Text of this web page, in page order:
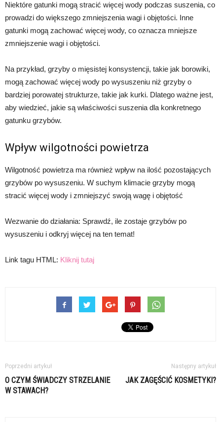
Niektóre gatunki mogą stracić więcej wody podczas suszenia, co
prowadzi do większego zmniejszenia wagi i objętości. Inne
gatunki mogą zachować więcej wody, co oznacza mniejsze
zmniejszenie wagi i objętości.
Na przykład, grzyby o mięsistej konsystencji, takie jak borowiki,
mogą zachować więcej wody po wysuszeniu niż grzyby o
bardziej porowatej strukturze, takie jak kurki. Dlatego ważne jest,
aby wiedzieć, jakie są właściwości suszenia dla konkretnego
gatunku grzybów.
Wpływ wilgotności powietrza
Wilgotność powietrza ma również wpływ na ilość pozostających
grzybów po wysuszeniu. W suchym klimacie grzyby mogą
stracić więcej wody i zmniejszyć swoją wagę i objętość
Wezwanie do działania: Sprawdź, ile zostaje grzybów po
wysuszeniu i odkryj więcej na ten temat!
Link tagu HTML: Kliknij tutaj
Poprzedni artykuł
O CZYM ŚWIADCZY STRZELANIE
W STAWACH?
Następny artykuł
JAK ZAGĘŚCIĆ KOSMETYKI?